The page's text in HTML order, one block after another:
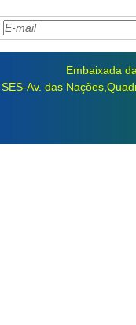
Embaixada
SES-Av. das